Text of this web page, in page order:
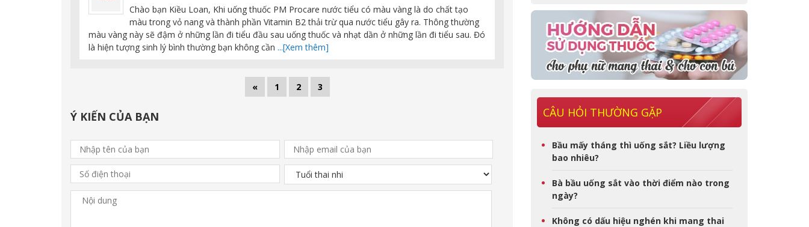
Chào bạn Kiều Loan, Khi uống thuốc PM Procare nước tiểu có màu vàng là do chất tạo
màu trong vỏ nang và thành phần Vitamin B2 thải trừ qua nước tiểu gây ra. Thông thường
màu vàng này sẽ đậm ở những lần đi tiểu đầu sau uống thuốc và nhạt dần ở những lần đi tiểu sau. Đó
là hiện tượng sinh lý bình thường bạn không cần ...[Xem thêm]
« 1 2 3
Ý KIẾN CỦA BẠN CÂU HỎI THƯỜNG GẶP
Bầu mấy tháng thì uống sắt? Liều lượng
bao nhiêu?
Bà bầu uống sắt vào thời điểm nào trong
ngày?
Không có dấu hiệu nghén khi mang thai